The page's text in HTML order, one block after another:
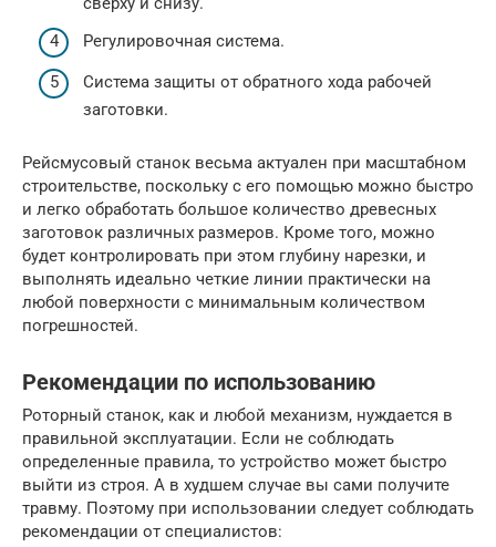
Регулировочная система.
Система защиты от обратного хода рабочей
заготовки.
Рейсмусовый станок весьма актуален при масштабном
строительстве, поскольку с его помощью можно быстро
и легко обработать большое количество древесных
заготовок различных размеров. Кроме того, можно
будет контролировать при этом глубину нарезки, и
выполнять идеально четкие линии практически на
любой поверхности с минимальным количеством
погрешностей.
Рекомендации по использованию
Роторный станок, как и любой механизм, нуждается в
правильной эксплуатации. Если не соблюдать
определенные правила, то устройство может быстро
выйти из строя. А в худшем случае вы сами получите
травму. Поэтому при использовании следует соблюдать
рекомендации от специалистов: